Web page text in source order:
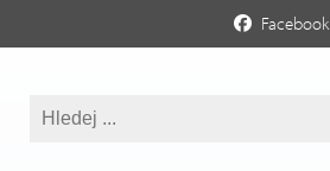
Facebook